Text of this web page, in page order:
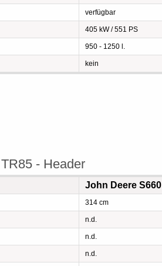
verfügbar
405 kW / 551 PS
950 - 1250 l.
kein
- Header
John Deere S660
314 cm
n.d.
n.d.
n.d.